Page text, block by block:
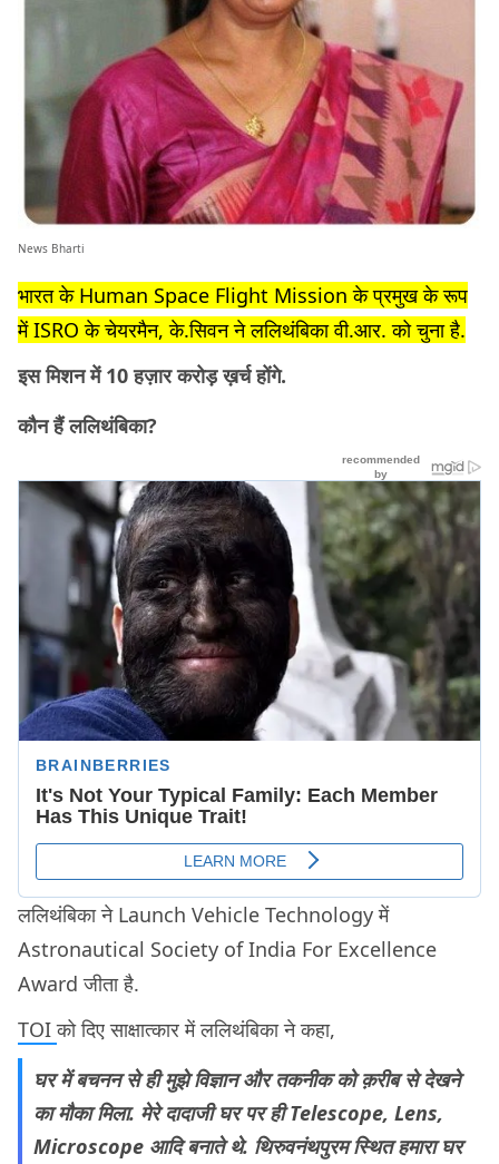
News Bharti
भारत के Human Space Flight Mission के प्रमुख के रूप
में ISRO के चेयरमैन, के.सिवन ने ललिथंबिका वी.आर. को चुना है.
इस मिशन में 10 हज़ार करोड़ ख़र्च होंगे.
कौन हैं ललिथंबिका?
ललिथंबिका ने Launch Vehicle Technology में
Astronautical Society of India For Excellence
Award जीता है.
TOIको दिए साक्षात्कार में ललिथंबिका ने कहा,
घर में बचनन से ही मुझे विज्ञान और तकनीक को क़रीब से देखने
का मौका मिला. मेरे दादाजी घर पर ही Telescope, Lens,
Microscope आदि बनाते थे. थिरुवनंथपुरम स्थित हमारा घर